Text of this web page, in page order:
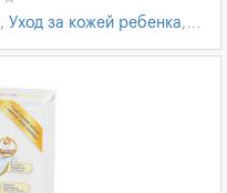
, Уход за кожей ребенка,